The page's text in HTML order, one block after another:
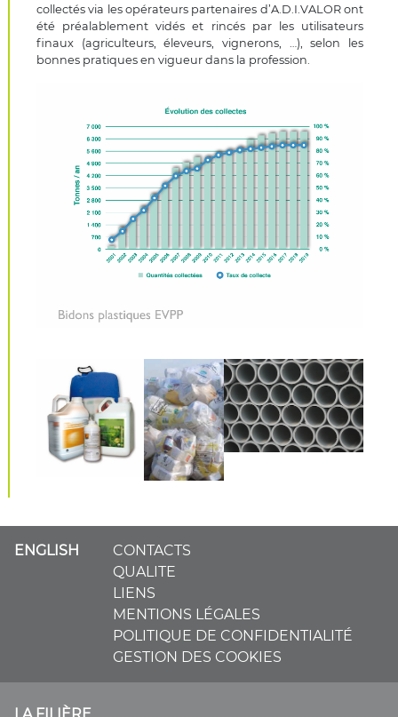
collectés via les opérateurs partenaires d’A.D.I.VALOR ont
été préalablement vidés et rincés par les utilisateurs
finaux (agriculteurs, éleveurs, vignerons, …), selon les
bonnes pratiques en vigueur dans la profession.
ENGLISH
CONTACTS
QUALITE
LIENS
MENTIONS LÉGALES
POLITIQUE DE CONFIDENTIALITÉ
GESTION DES COOKIES